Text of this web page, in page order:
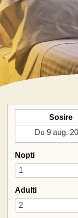
Sosire
Nopti
Adulti